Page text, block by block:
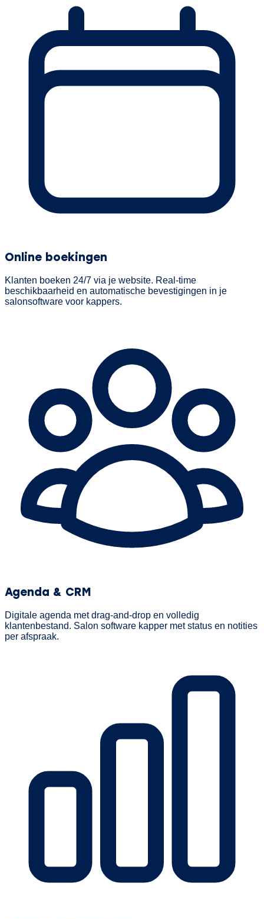
Online boekingen
Klanten boeken 24/7 via je website. Real-time
beschikbaarheid en automatische bevestigingen in je
salonsoftware voor kappers.
Agenda & CRM
Digitale agenda met drag-and-drop en volledig
klantenbestand. Salon software kapper met status en notities
per afspraak.